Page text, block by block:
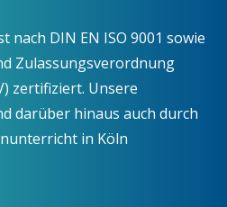
nach DIN EN ISO 9001 sowie
Zulassungsverordnung
zertifiziert. Unsere
darüber hinaus auch durch
in Köln